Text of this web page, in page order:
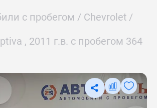
с пробегом
Chevrolet
, 2011 г.в. с пробегом 364